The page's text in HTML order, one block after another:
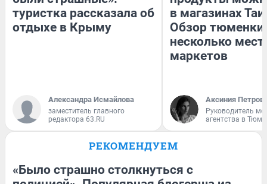
туристка рассказала об
отдыхе в Крыму
Александра Исмайлова
заместитель главного
редактора 63.RU
в магазинах
Обзор тюменки
несколько
маркетов
Аксиния
Руководитель
агентства в
РЕКОМЕНДУЕМ
«Было страшно столкнуться с